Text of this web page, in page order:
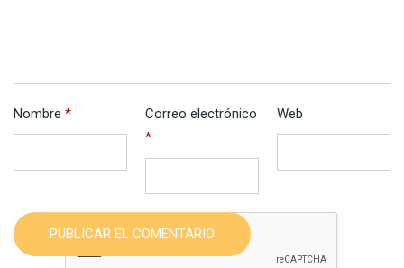
Nombre *
Correo electrónico
*
Web
PUBLICAR EL COMENTARIO